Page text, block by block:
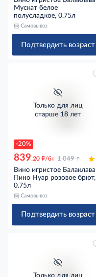
Мускат белое
полусладкое, 0.75л
Самовывоз
Подтвердить возраст
-20%
Только для лиц
старше 18 лет
839.20 д/бт 1 049 д
Вино игристое Балаклава
Пино Нуар розовое брют,
0.75л
Самовывоз
Подтвердить возраст
Только для лиц